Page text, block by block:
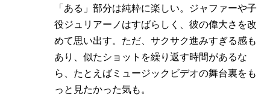
「ある」部分は純粋に楽しい。ジャファーや子
役ジュリアーノはすばらしく、彼の偉大さを改
めて思い出す。ただ、サクサク進みすぎる感も
あり、似たショットを繰り返す時間があるな
ら、たとえばミュージックビデオの舞台裏をも
っと見たかった気も。